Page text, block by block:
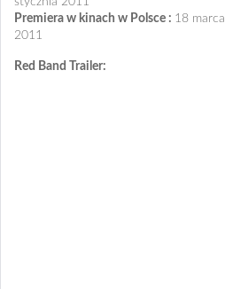
Premiera w kinach w Polsce : 18 marca
2011
Red Band Trailer: